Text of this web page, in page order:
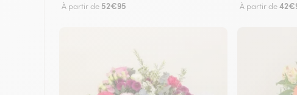
À partir de 52€95 À partir de